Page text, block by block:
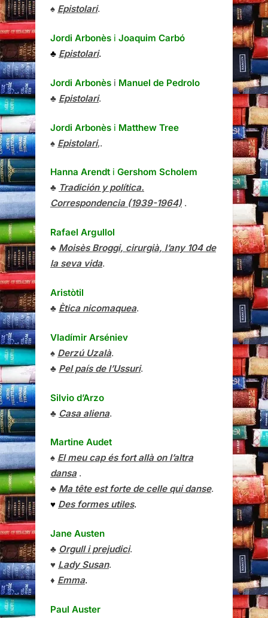
♠ Epistolari.
Jordi Arbonès i Joaquim Carbó
♣ Epistolari.
Jordi Arbonès i Manuel de Pedrolo
♣ Epistolari.
Jordi Arbonès i Matthew Tree
♠ Epistolari,.
Hanna Arendt i Gershom Scholem
♣ Tradición y política.
Correspondencia (1939-1964) .
Rafael Argullol
♣ Moisès Broggi, cirurgià, l’any 104 de
la seva vida.
Aristòtil
♣ Ètica nicomaquea.
Vladímir Arséniev
♠ Derzú Uzalà.
♣ Pel país de l’Ussuri.
Silvio d’Arzo
♣ Casa aliena.
Martine Audet
♠ El meu cap és fort allà on l’altra
dansa.
♣ Ma tête est forte de celle qui danse.
♥ Des formes utiles.
Jane Austen
♣ Orgull i prejudici.
♥ Lady Susan.
♦ Emma.
Paul Auster